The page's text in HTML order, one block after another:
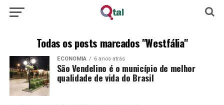
Todas os posts marcados "Westfália"
ECONOMIA 6 anos atrás
São Vendelino é o município de melhor
qualidade de vida do Brasil